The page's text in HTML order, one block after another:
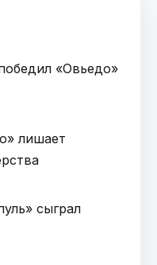
«Овьедо»
лишает
сыграл